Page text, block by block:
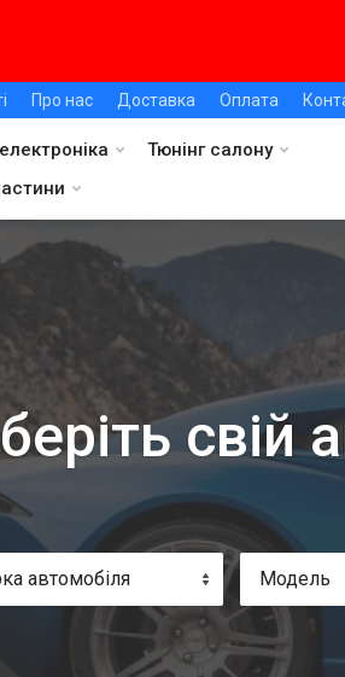
Про нас Доставка Оплата
Тюнінг салону
свій
автомобіля Модель